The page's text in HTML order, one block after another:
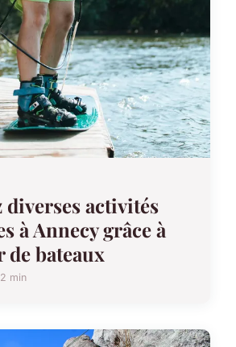
diverses activités
à Annecy grâce à
bateaux
min